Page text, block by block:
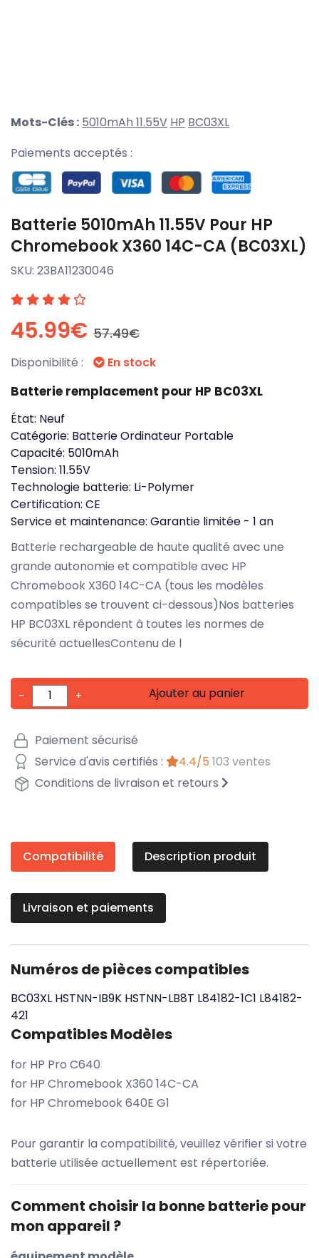
Mots-Clés : 5010mAh 11.55V HP BC03XL
Paiements acceptés :
Batterie 5010mAh 11.55V Pour HP
Chromebook X360 14C-CA (BC03XL)
SKU: 23BA11230046
45.99€ 57.49€
Disponibilité : En stock
Batterie remplacement pour HP BC03XL
État: Neuf
Catégorie: Batterie Ordinateur Portable
Capacité: 5010mAh
Tension: 11.55V
Technologie batterie: Li-Polymer
Certification: CE
Service et maintenance: Garantie limitée - 1 an
Batterie rechargeable de haute qualité avec une
grande autonomie et compatible avec HP
Chromebook X360 14C-CA (tous les modèles
compatibles se trouvent ci-dessous)Nos batteries
HP BC03XL répondent à toutes les normes de
sécurité actuellesContenu de l
- + Ajouter au panier
Paiement sécurisé
Service d'avis certifiés :
4.4/5 103 ventes
Conditions de livraison et retours
Compatibilité Description produit
Livraison et paiements
Numéros de pièces compatibles
BC03XL HSTNN-IB9K HSTNN-LB8T L84182-1C1 L84182-
421
Compatibles Modèles
for HP Pro C640
for HP Chromebook X360 14C-CA
for HP Chromebook 640E G1
Pour garantir la compatibilité, veuillez vérifier si votre
batterie utilisée actuellement est répertoriée.
Comment choisir la bonne batterie pour
mon appareil ?